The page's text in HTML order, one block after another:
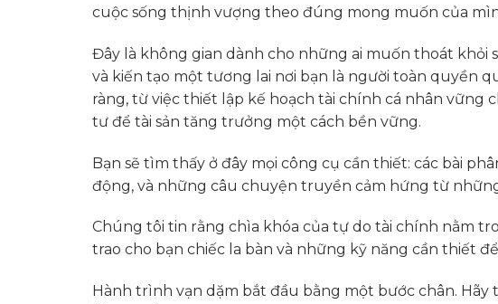
cuộc sống thịnh vượng theo đúng mong muốn của
Đây là không gian dành cho những ai muốn thoát
và kiến tạo một tương lai nơi bạn là người toàn quyền
ràng, từ việc thiết lập kế hoạch tài chính cá nhân
tư để tài sản tăng trưởng một cách bền vững.
Bạn sẽ tìm thấy ở đây mọi công cụ cần thiết: các bài
động, và những câu chuyện truyền cảm hứng từ
Chúng tôi tin rằng chìa khóa của tự do tài chính nằm
trao cho bạn chiếc la bàn và những kỹ năng cần thiết
Hành trình vạn dặm bắt đầu bằng một bước chân.